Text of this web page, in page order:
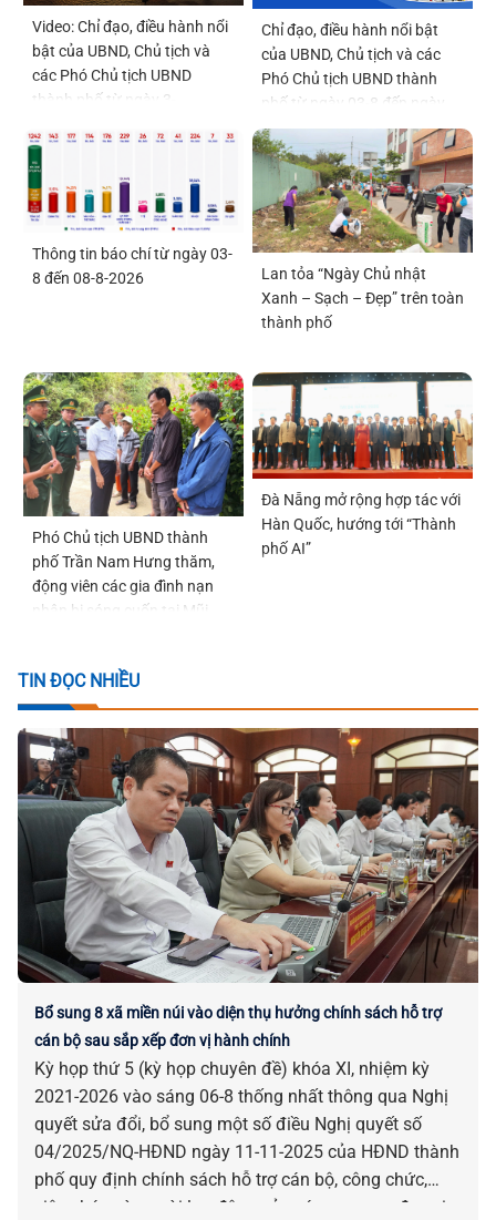
Video: Chỉ đạo, điều hành nổi
bật của UBND, Chủ tịch và
các Phó Chủ tịch UBND
thành phố từ ngày 3-
Chỉ đạo, điều hành nổi bật
của UBND, Chủ tịch và các
Phó Chủ tịch UBND thành
phố từ ngày 03-8 đến ngày
07-8
Thông tin báo chí từ ngày 03-
8 đến 08-8-2026
Lan tỏa “Ngày Chủ nhật
Xanh – Sạch – Đẹp” trên toàn
thành phố
Phó Chủ tịch UBND thành
phố Trần Nam Hưng thăm,
động viên các gia đình nạn
nhân bị sóng cuốn tại Mũi
Đà Nẵng mở rộng hợp tác với
Hàn Quốc, hướng tới “Thành
phố AI”
TIN ĐỌC NHIỀU
Bổ sung 8 xã miền núi vào diện thụ hưởng chính sách hỗ trợ
cán bộ sau sắp xếp đơn vị hành chính
Kỳ họp thứ 5 (kỳ họp chuyên đề) khóa XI, nhiệm kỳ
2021-2026 vào sáng 06-8 thống nhất thông qua Nghị
quyết sửa đổi, bổ sung một số điều Nghị quyết số
04/2025/NQ-HĐND ngày 11-11-2025 của HĐND thành
phố quy định chính sách hỗ trợ cán bộ, công chức,
viên chức và người lao động của các cơ quan, đơn vị